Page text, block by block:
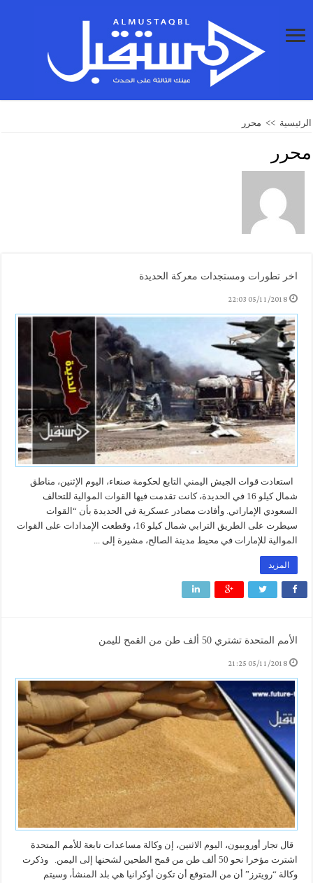
الرئيسية >> محرر
محرر
اخر تطورات ومستجدات معركة الحديدة
05/11/2018 22:03
استعادت قوات الجيش اليمني التابع لحكومة صنعاء، اليوم الإثنين، مناطق
شمال كيلو 16 في الحديدة، كانت تقدمت فيها القوات الموالية للتحالف
السعودي الإماراتي. وأفادت مصادر عسكرية في الحديدة بأن “القوات
سيطرت على الطريق الترابي شمال كيلو 16، وقطعت الإمدادات على القوات
الموالية للإمارات في محيط مدينة الصالح، مشيرة إلى ...
المزيد
الأمم المتحدة تشتري 50 ألف طن من القمح لليمن
05/11/2018 21:25
قال تجار أوروبيون، اليوم الاثنين، إن وكالة مساعدات تابعة للأمم المتحدة
اشترت مؤخرا نحو 50 ألف طن من قمح الطحين لشحنها إلى اليمن. وذكرت
وكالة “رويترز” أن من المتوقع أن تكون أوكرانيا هي بلد المنشأ، وسيتم